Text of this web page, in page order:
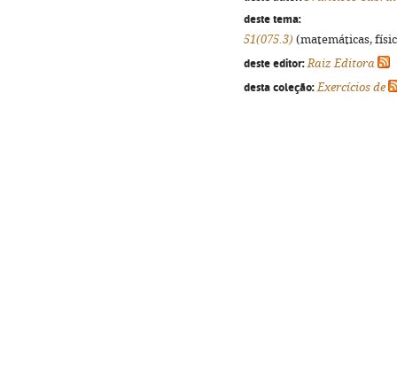
deste tema:
51(075.3) (matemáticas,
deste editor: Raiz Editora
desta coleção: Exercícios de